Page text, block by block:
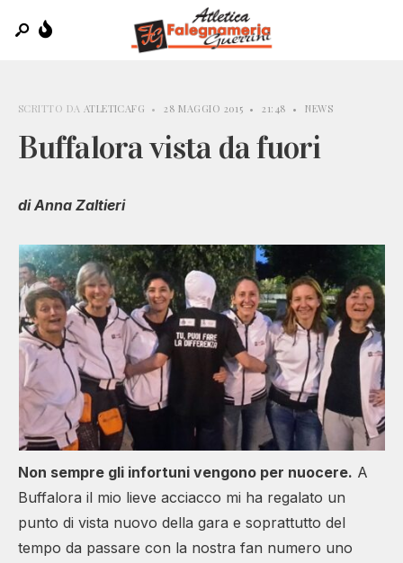
SCRITTO DA ATLETICAFG • 28 MAGGIO 2015 • 21:48 • NEWS
Buffalora vista da fuori
di Anna Zaltieri
Non sempre gli infortuni vengono per nuocere. A
Buffalora il mio lieve acciacco mi ha regalato un
punto di vista nuovo della gara e soprattutto del
tempo da passare con la nostra fan numero uno